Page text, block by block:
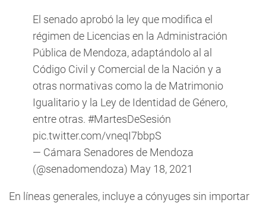
El senado aprobó la ley que modifica el
régimen de Licencias en la Administración
Pública de Mendoza, adaptándolo al al
Código Civil y Comercial de la Nación y a
otras normativas como la de Matrimonio
Igualitario y la Ley de Identidad de Género,
entre otras. #MartesDeSesión
pic.twitter.com/vneqI7bbpS
— Cámara Senadores de Mendoza
(@senadomendoza) May 18, 2021
En líneas generales, incluye a cónyuges sin importar